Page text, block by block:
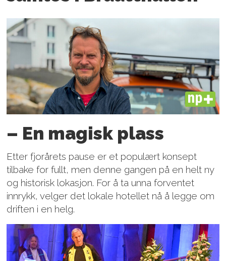
PLUS
– En magisk plass
Etter fjorårets pause er et populært konsept
tilbake for fullt, men denne gangen på en helt ny
og historisk lokasjon. For å ta unna forventet
innrykk, velger det lokale hotellet nå å legge om
driften i en helg.